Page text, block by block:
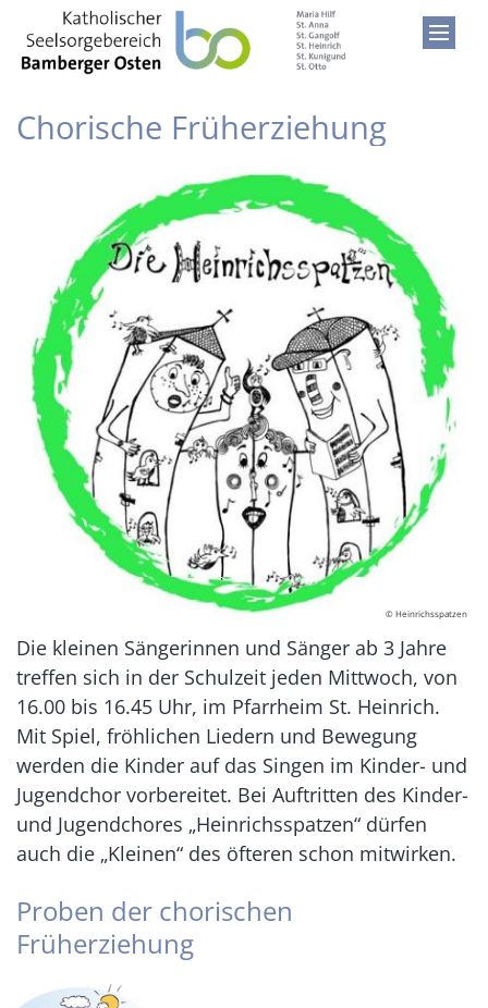
Zum Inhalt springen
Chorische Früherziehung
© Heinrichsspatzen
Die kleinen Sängerinnen und Sänger ab 3 Jahre
treffen sich in der Schulzeit jeden Mittwoch, von
16.00 bis 16.45 Uhr, im Pfarrheim St. Heinrich.
Mit Spiel, fröhlichen Liedern und Bewegung
werden die Kinder auf das Singen im Kinder- und
Jugendchor vorbereitet. Bei Auftritten des Kinder-
und Jugendchores „Heinrichsspatzen“ dürfen
auch die „Kleinen“ des öfteren schon mitwirken.
Proben der chorischen
Früherziehung